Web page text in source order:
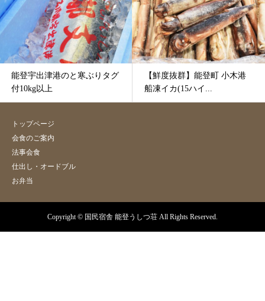
能登宇出津港のと寒ぶりタグ
付10kg以上
【鮮度抜群】能登町 小木港
船凍イカ(15ハイ...
トップページ
会食のご案内
法事会食
仕出し・オードブル
お弁当
Copyright © 国民宿舎 能登うしつ荘 All Rights Reserved.